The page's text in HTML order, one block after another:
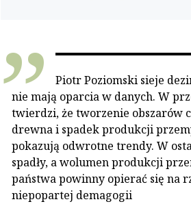
Piotr Poziomski sieje
nie mają oparcia w danych. W
twierdzi, że tworzenie obszarów
drewna i spadek produkcji
pokazują odwrotne trendy. W
spadły, a wolumen produkcji
państwa powinny opierać się na
niepopartej demagogii